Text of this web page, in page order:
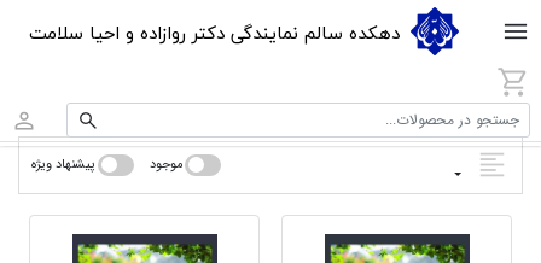
دهکده سالم نمایندگی دکتر روازاده و احیا سلامت
جستجو در محصولات...
موجود پیشنهاد ویژه